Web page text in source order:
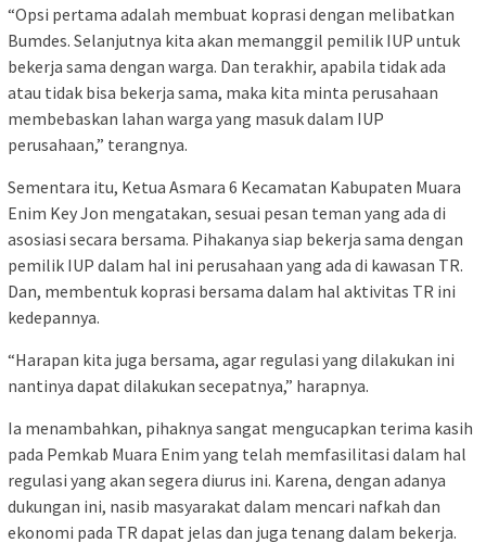
“Opsi pertama adalah membuat koprasi dengan melibatkan
Bumdes. Selanjutnya kita akan memanggil pemilik IUP untuk
bekerja sama dengan warga. Dan terakhir, apabila tidak ada
atau tidak bisa bekerja sama, maka kita minta perusahaan
membebaskan lahan warga yang masuk dalam IUP
perusahaan,” terangnya.
Sementara itu, Ketua Asmara 6 Kecamatan Kabupaten Muara
Enim Key Jon mengatakan, sesuai pesan teman yang ada di
asosiasi secara bersama. Pihakanya siap bekerja sama dengan
pemilik IUP dalam hal ini perusahaan yang ada di kawasan TR.
Dan, membentuk koprasi bersama dalam hal aktivitas TR ini
kedepannya.
“Harapan kita juga bersama, agar regulasi yang dilakukan ini
nantinya dapat dilakukan secepatnya,” harapnya.
Ia menambahkan, pihaknya sangat mengucapkan terima kasih
pada Pemkab Muara Enim yang telah memfasilitasi dalam hal
regulasi yang akan segera diurus ini. Karena, dengan adanya
dukungan ini, nasib masyarakat dalam mencari nafkah dan
ekonomi pada TR dapat jelas dan juga tenang dalam bekerja.